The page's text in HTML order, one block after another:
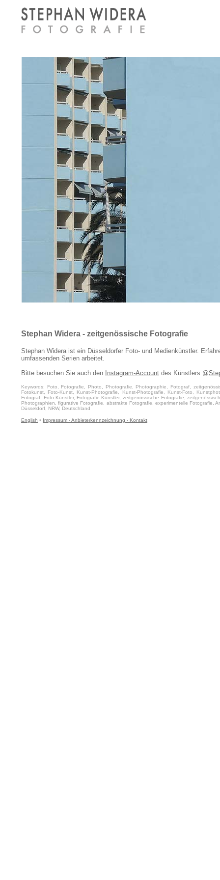
Stephan Widera - zeitgenössische Fotografie
Stephan Widera ist ein Düsseldorfer Foto- und Medienkünstler.
umfassenden Serien arbeitet.
Bitte besuchen Sie auch den Instagram-Account des Künstlers @
Keywords: Foto, Fotografie, Photo, Photografie, Photographie, Fotograf,
Fotokunst, Foto-Kunst, Kunst-Photografie, Kunst-Photografie, Kunst-Foto,
Fotograf, Foto-Künstler, Fotografie-Künstler, zeitgenössische Fotografie,
Photographien, figurative Fotografie, abstrakte Fotografie, experimentelle Fotografie,
Düsseldorf, NRW, Deutschland
English • Impressum - Anbieterkennzeichnung - Kontakt